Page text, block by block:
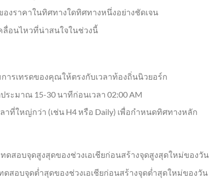
องราคาในทิศทางใดทิศทางหนึ่งอย่างชัดเจน
คลื่อนไหวที่น่าสนใจในช่วงนี้
ารเทรดของคุณให้ตรงกับเวลาท้องถิ่นนิวยอร์ก
ระมาณ 15-30 นาทีก่อนเวลา 02:00 AM
าที่ใหญ่กว่า (เช่น H4 หรือ Daily) เพื่อกำหนดทิศทางหลัก
สอบจุดสูงสุดของช่วงเอเชียก่อนสร้างจุดสูงสุดใหม่ของวัน
สอบจุดต่ำสุดของช่วงเอเชียก่อนสร้างจุดต่ำสุดใหม่ของวัน